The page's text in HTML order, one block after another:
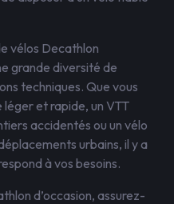
vélos Decathlon
grande diversité de
techniques. Que vous
léger et rapide, un VTT
accidentés ou un vélo
urbains, il y a
à vos besoins.
d’occasion, assurez-